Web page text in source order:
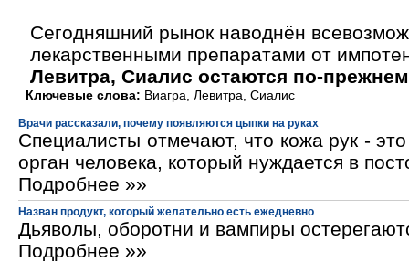
Сегодняшний рынок наводнён
лекарственными препаратами от
Левитра, Сиалис остаются по-
Ключевые слова: Виагра, Левитра, Сиалис
Врачи рассказали, почему появляются цыпки на руках
Специалисты отмечают, что кожа рук -
орган человека, который нуждается в
Подробнее »»
Назван продукт, который желательно есть ежедневно
Дьяволы, оборотни и вампиры
Подробнее »»